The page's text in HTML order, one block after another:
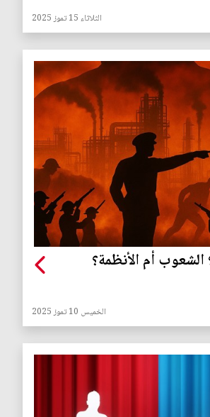
الثلاثاء 15 تموز 2025
أم الأنظمة؟
الخميس 10 تموز 2025